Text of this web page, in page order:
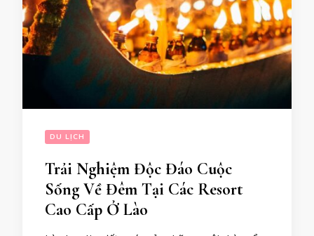
DU LỊCH
Trải Nghiệm Độc Đáo Cuộc
Sống Về Đêm Tại Các Resort
Cao Cấp Ở Lào